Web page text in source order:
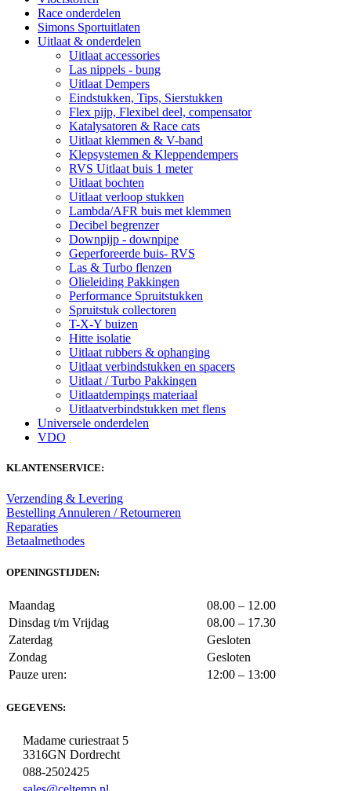
Race onderdelen
Simons Sportuitlaten
Uitlaat & onderdelen
Uitlaat accessories
Las nippels - bung
Uitlaat Dempers
Eindstukken, Tips, Sierstukken
Flex pijp, Flexibel deel, compensator
Katalysatoren & Race cats
Uitlaat klemmen & V-band
Klepsystemen & Kleppendempers
RVS Uitlaat buis 1 meter
Uitlaat bochten
Uitlaat verloop stukken
Lambda/AFR buis met klemmen
Decibel begrenzer
Downpijp - downpipe
Geperforeerde buis- RVS
Las & Turbo flenzen
Olieleiding Pakkingen
Performance Spruitstukken
Spruitstuk collectoren
T-X-Y buizen
Hitte isolatie
Uitlaat rubbers & ophanging
Uitlaat verbindstukken en spacers
Uitlaat / Turbo Pakkingen
Uitlaatdempings materiaal
Uitlaatverbindstukken met flens
Universele onderdelen
VDO
KLANTENSERVICE:
Verzending & Levering
Bestelling Annuleren / Retourneren
Reparaties
Betaalmethodes
OPENINGSTIJDEN:
Maandag
08.00 – 12.00
Dinsdag t/m Vrijdag
08.00 – 17.30
Zaterdag
Gesloten
Zondag
Gesloten
Pauze uren:
12:00 – 13:00
GEGEVENS:
Madame curiestraat 5
3316GN Dordrecht
088-2502425